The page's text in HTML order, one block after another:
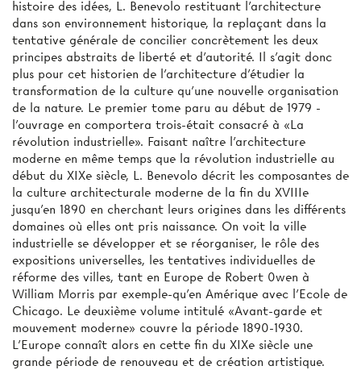
histoire des idées, L. Benevolo restituant l’architecture
dans son environnement historique, la replaçant dans la
tentative générale de concilier concrètement les deux
principes abstraits de liberté et d’autorité. Il s’agit donc
plus pour cet historien de l’architecture d'étudier la
transformation de la culture qu'une nouvelle organisation
de la nature. Le premier tome paru au début de 1979 -
l’ouvrage en comportera trois-était consacré à «La
révolution industrielle». Faisant naître l’architecture
moderne en même temps que la révolution industrielle au
début du XIXe siècle, L. Benevolo décrit les composantes de
la culture architecturale moderne de la fin du XVIIIe
jusqu’en 1890 en cherchant leurs origines dans les différents
domaines où elles ont pris naissance. On voit la ville
industrielle se développer et se réorganiser, le rôle des
expositions universelles, les tentatives individuelles de
réforme des villes, tant en Europe de Robert 0wen à
William Morris par exemple-qu’en Amérique avec l'Ecole de
Chicago. Le deuxième volume intitulé «Avant-garde et
mouvement moderne» couvre la période 1890-1930.
L'Europe connaît alors en cette fin du XIXe siècle une
grande période de renouveau et de création artistique.